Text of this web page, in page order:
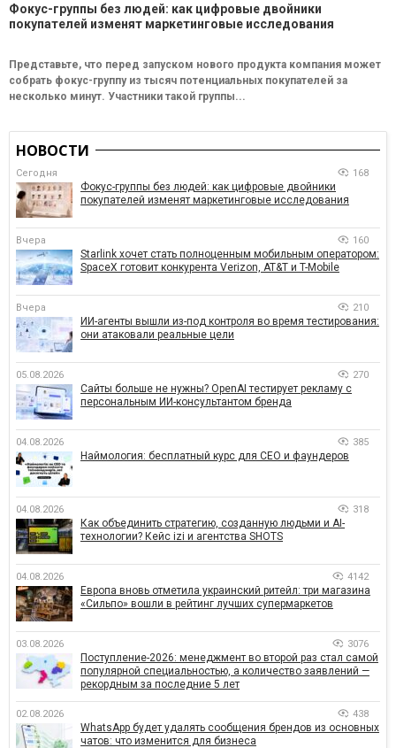
Фокус-группы без людей: как цифровые двойники
покупателей изменят маркетинговые исследования
Представьте, что перед запуском нового продукта компания может
собрать фокус-группу из тысяч потенциальных покупателей за
несколько минут. Участники такой группы...
НОВОСТИ
Сегодня 168
Фокус-группы без людей: как цифровые двойники
покупателей изменят маркетинговые исследования
Вчера 160
Starlink хочет стать полноценным мобильным оператором:
SpaceX готовит конкурента Verizon, AT&T и T-Mobile
Вчера 210
ИИ-агенты вышли из-под контроля во время тестирования:
они атаковали реальные цели
05.08.2026 270
Сайты больше не нужны? OpenAI тестирует рекламу с
персональным ИИ-консультантом бренда
04.08.2026 385
Наймология: бесплатный курс для CEO и фаундеров
04.08.2026 318
Как объединить стратегию, созданную людьми и AI-
технологии? Кейс izi и агентства SHOTS
04.08.2026 4142
Европа вновь отметила украинский ритейл: три магазина
«Сильпо» вошли в рейтинг лучших супермаркетов
03.08.2026 3076
Поступление-2026: менеджмент во второй раз стал самой
популярной специальностью, а количество заявлений —
рекордным за последние 5 лет
02.08.2026 438
WhatsApp будет удалять сообщения брендов из основных
чатов: что изменится для бизнеса